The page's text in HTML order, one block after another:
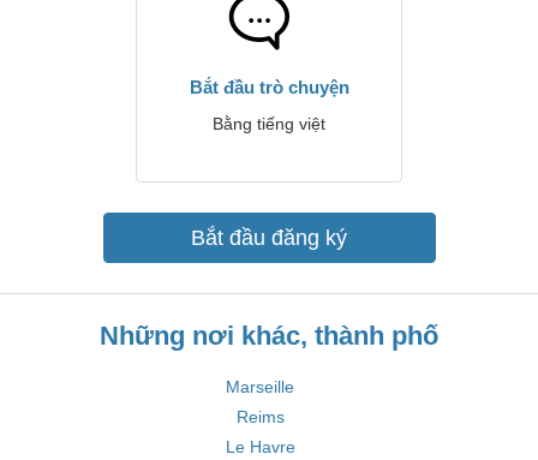
Bắt đầu trò chuyện
Bằng tiếng việt
Bắt đầu đăng ký
Những nơi khác, thành phố
Marseille
Reims
Le Havre